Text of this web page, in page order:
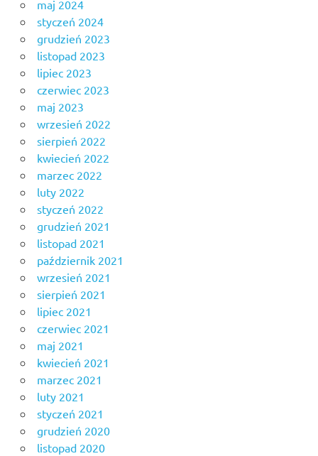
maj 2024
styczeń 2024
grudzień 2023
listopad 2023
lipiec 2023
czerwiec 2023
maj 2023
wrzesień 2022
sierpień 2022
kwiecień 2022
marzec 2022
luty 2022
styczeń 2022
grudzień 2021
listopad 2021
październik 2021
wrzesień 2021
sierpień 2021
lipiec 2021
czerwiec 2021
maj 2021
kwiecień 2021
marzec 2021
luty 2021
styczeń 2021
grudzień 2020
listopad 2020